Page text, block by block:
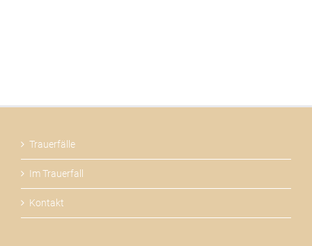
Trauerfälle
Im Trauerfall
Kontakt